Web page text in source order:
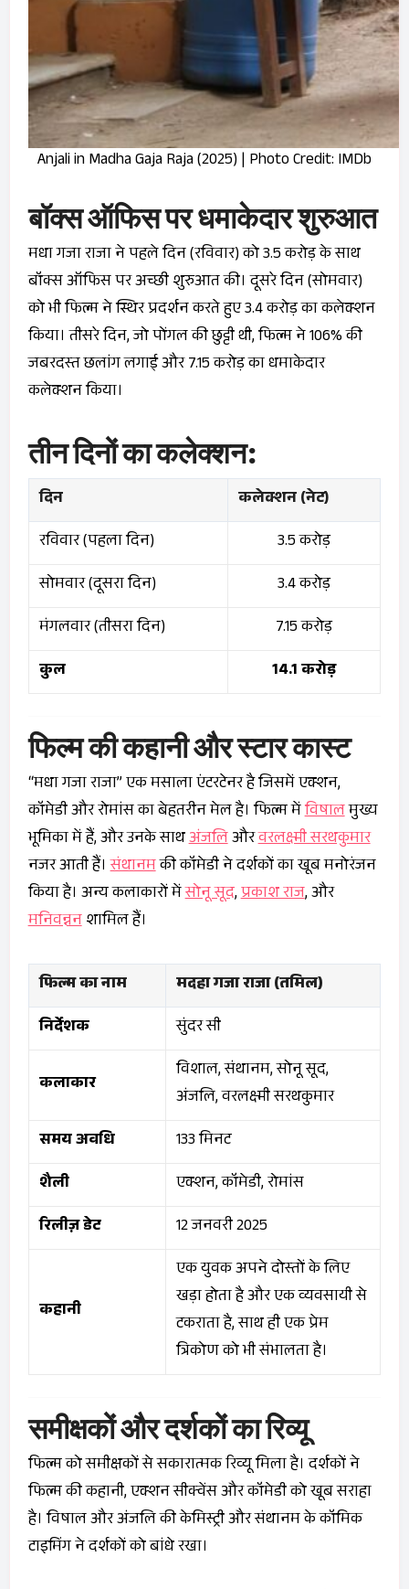
Anjali in Madha Gaja Raja (2025) | Photo Credit: IMDb
बॉक्स ऑफिस पर धमाकेदार शुरुआत
मधा गजा राजा ने पहले दिन (रविवार) को 3.5 करोड़ के साथ
बॉक्स ऑफिस पर अच्छी शुरुआत की। दूसरे दिन (सोमवार)
को भी फिल्म ने स्थिर प्रदर्शन करते हुए 3.4 करोड़ का कलेक्शन
किया। तीसरे दिन, जो पोंगल की छुट्टी थी, फिल्म ने 106% की
जबरदस्त छलांग लगाई और 7.15 करोड़ का धमाकेदार
कलेक्शन किया।
तीन दिनों का कलेक्शन:
दिन
कलेक्शन (नेट)
रविवार (पहला दिन)
3.5 करोड़
सोमवार (दूसरा दिन)
3.4 करोड़
मंगलवार (तीसरा दिन)
7.15 करोड़
कुल
14.1 करोड़
फिल्म की कहानी और स्टार कास्ट
“मधा गजा राजा” एक मसाला एंटरटेनर है जिसमें एक्शन,
कॉमेडी और रोमांस का बेहतरीन मेल है। फिल्म मेंविषालमुख्य
भूमिका में हैं, और उनके साथअंजलिऔरवरलक्ष्मी सरथकुमार
नजर आती हैं।संथानमकी कॉमेडी ने दर्शकों का खूब मनोरंजन
किया है। अन्य कलाकारों मेंसोनू सूद,प्रकाश राज, और
मनिवन्ननशामिल हैं।
फिल्म का नाम
मदहा गजा राजा (तमिल)
निर्देशक
सुंदर सी
कलाकार
विशाल, संथानम, सोनू सूद,
अंजलि, वरलक्ष्मी सरथकुमार
समय अवधि
133 मिनट
शैली
एक्शन, कॉमेडी, रोमांस
रिलीज़ डेट
12 जनवरी 2025
कहानी
एक युवक अपने दोस्तों के लिए
खड़ा होता है और एक व्यवसायी से
टकराता है, साथ ही एक प्रेम
त्रिकोण को भी संभालता है।
समीक्षकों और दर्शकों का रिव्यू
फिल्म को समीक्षकों से सकारात्मक रिव्यू मिला है। दर्शकों ने
फिल्म की कहानी, एक्शन सीक्वेंस और कॉमेडी को खूब सराहा
है। विषाल और अंजलि की केमिस्ट्री और संथानम के कॉमिक
टाइमिंग ने दर्शकों को बांधे रखा।